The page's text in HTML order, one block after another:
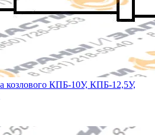
козлового КПБ-10У, КПБ-12,5У,